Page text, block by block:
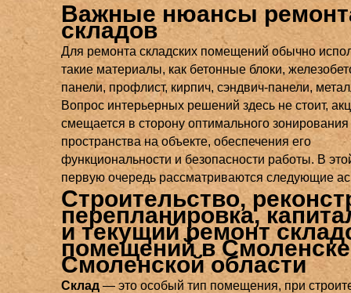
Важные нюансы
складов
Для ремонта складских помещений обычно
такие материалы, как бетонные блоки,
панели, профлист, кирпич, сэндвич-панели,
Вопрос интерьерных решений здесь не стоит,
смещается в сторону оптимального зонирования
пространства на объекте, обеспечения его
функциональности и безопасности работы. В
первую очередь рассматриваются следующие
Строительство,
перепланировка,
и текущий ремонт
помещений в
Смоленской области
Склад — это особый тип помещения, при